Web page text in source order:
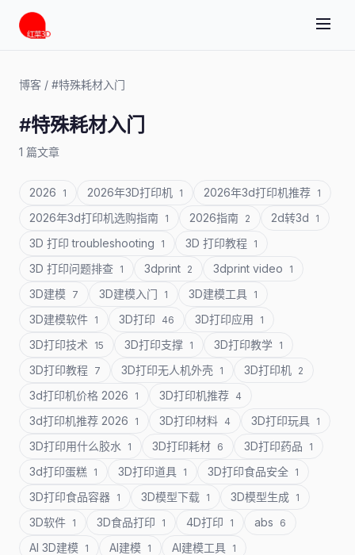
博客 / #特殊耗材入门
#特殊耗材入门
1 篇文章
2026 1 2026年3D打印机 1 2026年3d打印机推荐 1
2026年3d打印机选购指南 1 2026指南 2 2d转3d 1
3D 打印 troubleshooting 1 3D 打印教程 1
3D 打印问题排查 1 3dprint 2 3dprint video 1
3D建模 7 3D建模入门 1 3D建模工具 1
3D建模软件 1 3D打印 46 3D打印应用 1
3D打印技术 15 3D打印支撑 1 3D打印教学 1
3D打印教程 7 3D打印无人机外壳 1 3D打印机 2
3d打印机价格 2026 1 3D打印机推荐 4
3d打印机推荐 2026 1 3D打印材料 4 3D打印玩具 1
3D打印用什么胶水 1 3D打印耗材 6 3D打印药品 1
3d打印蛋糕 1 3D打印道具 1 3D打印食品安全 1
3D打印食品容器 1 3D模型下载 1 3D模型生成 1
3D软件 1 3D食品打印 1 4D打印 1 abs 6
AI 3D建模 1 AI建模 1 AI建模工具 1